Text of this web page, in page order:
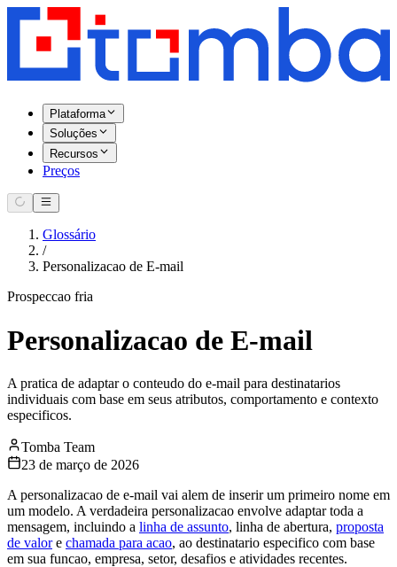
Plataforma
Soluções
Recursos
Preços
Glossário
/
Personalizacao de E-mail
Prospeccao fria
Personalizacao de E-mail
A pratica de adaptar o conteudo do e-mail para destinatarios
individuais com base em seus atributos, comportamento e contexto
especificos.
Tomba Team
23 de março de 2026
A personalizacao de e-mail vai alem de inserir um primeiro nome em
um modelo. A verdadeira personalizacao envolve adaptar toda a
mensagem, incluindo a linha de assunto, linha de abertura, proposta
de valore chamada para acao, ao destinatario especifico com base
em sua funcao, empresa, setor, desafios e atividades recentes.